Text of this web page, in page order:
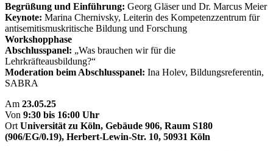
Begrüßung und Einführung: Georg Gläser und Dr. Marcus Meier
Keynote: Marina Chernivsky, Leiterin des Kompetenzzentrum für
antisemitismuskritische Bildung und Forschung
Workshopphase
Abschlusspanel: „Was brauchen wir für die
Lehrkräfteausbildung?“
Moderation beim Abschlusspanel: Ina Holev, Bildungsreferentin,
SABRA
Am 23.05.25
Von 9:30 bis 16:00 Uhr
Ort Universität zu Köln, Gebäude 906, Raum S180
(906/EG/0.19), Herbert-Lewin-Str. 10, 50931 Köln